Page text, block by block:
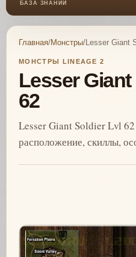
БАЗА ЗНАНИЙ
Главная/Монстры/Lesser Giant
МОНСТРЫ LINEAGE 2
Lesser Giant
62
Lesser Giant Soldier Lvl
расположение, скиллы,